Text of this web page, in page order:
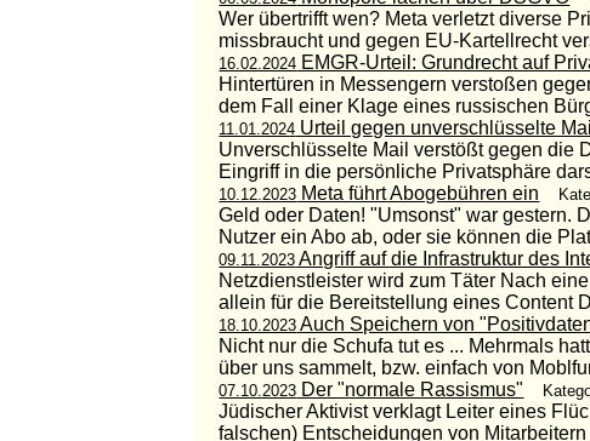
Wer übertrifft wen? Meta verletzt diverse
missbraucht und gegen EU-Kartellrecht
16.02.2024 EMGR-Urteil: Grundrecht auf
Hintertüren in Messengern verstoßen
dem Fall einer Klage eines russischen
11.01.2024 Urteil gegen unverschlüsselte
Unverschlüsselte Mail verstößt gegen die
Eingriff in die persönliche Privatsphäre
10.12.2023 Meta führt Abogebühren ein
Geld oder Daten! "Umsonst" war gestern.
Nutzer ein Abo ab, oder sie können die
09.11.2023 Angriff auf die Infrastruktur des
Netzdienstleister wird zum Täter Nach
allein für die Bereitstellung eines Content
18.10.2023 Auch Speichern von
Nicht nur die Schufa tut es ... Mehrmals
über uns sammelt, bzw. einfach von
07.10.2023 Der "normale Rassismus"
Jüdischer Aktivist verklagt Leiter eines
falschen) Entscheidungen von